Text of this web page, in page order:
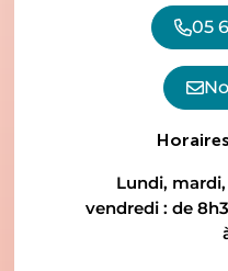
05
Lundi,
vendredi : de